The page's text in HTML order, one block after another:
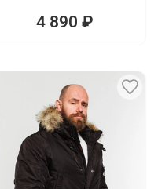
4 890 ₽